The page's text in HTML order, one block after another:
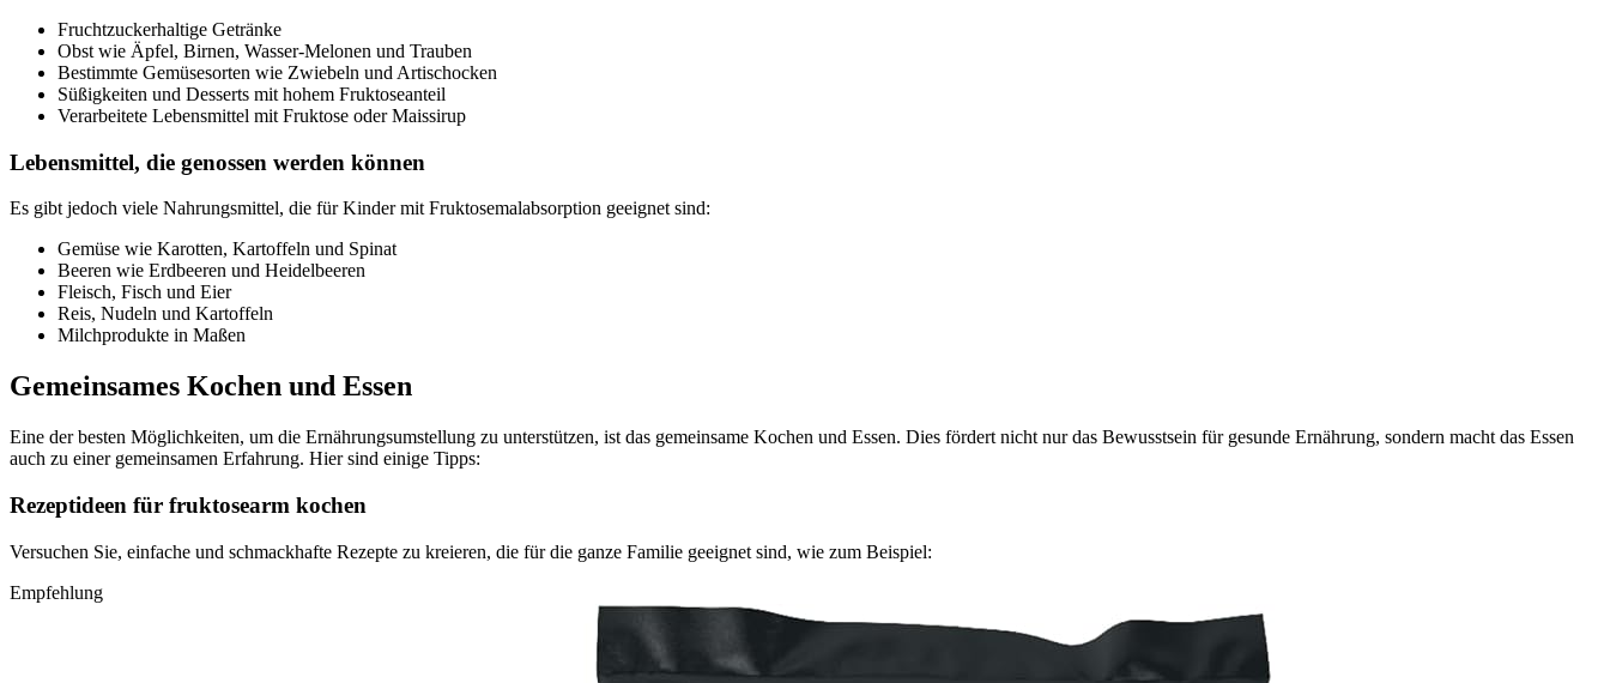
Fruchtzuckerhaltige Getränke
Obst wie Äpfel, Birnen, Wasser-Melonen und Trauben
Bestimmte Gemüsesorten wie Zwiebeln und Artischocken
Süßigkeiten und Desserts mit hohem Fruktoseanteil
Verarbeitete Lebensmittel mit Fruktose oder Maissirup
Lebensmittel, die genossen werden können
Es gibt jedoch viele Nahrungsmittel, die für Kinder mit Fruktosemalabsorption geeignet sind:
Gemüse wie Karotten, Kartoffeln und Spinat
Beeren wie Erdbeeren und Heidelbeeren
Fleisch, Fisch und Eier
Reis, Nudeln und Kartoffeln
Milchprodukte in Maßen
Gemeinsames Kochen und Essen
Eine der besten Möglichkeiten, um die Ernährungsumstellung zu unterstützen, ist das gemeinsame Kochen und Essen. Dies fördert nicht nur das Bewusstsein für gesunde Ernährung, sondern macht das Essen
auch zu einer gemeinsamen Erfahrung. Hier sind einige Tipps:
Rezeptideen für fruktosearm kochen
Versuchen Sie, einfache und schmackhafte Rezepte zu kreieren, die für die ganze Familie geeignet sind, wie zum Beispiel:
Empfehlung